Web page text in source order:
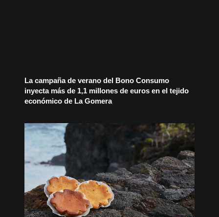
La campaña de verano del Bono Consumo
inyecta más de 1,1 millones de euros en el tejido
económico de La Gomera